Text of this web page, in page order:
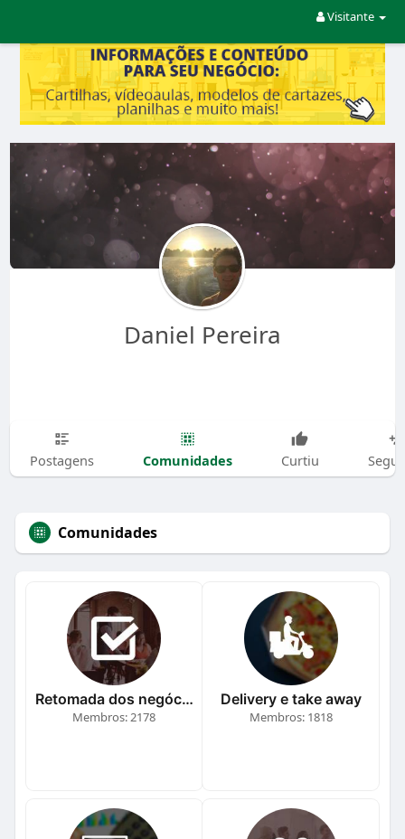
Visitante
Daniel Pereira
Postagens Comunidades Curtiu
Comunidades
Retomada dos negócios
Membros: 2178
Delivery e take away
Membros: 1818